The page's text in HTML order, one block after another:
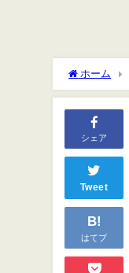
ホーム
は？
シェア
Tweet
B!
はてブ